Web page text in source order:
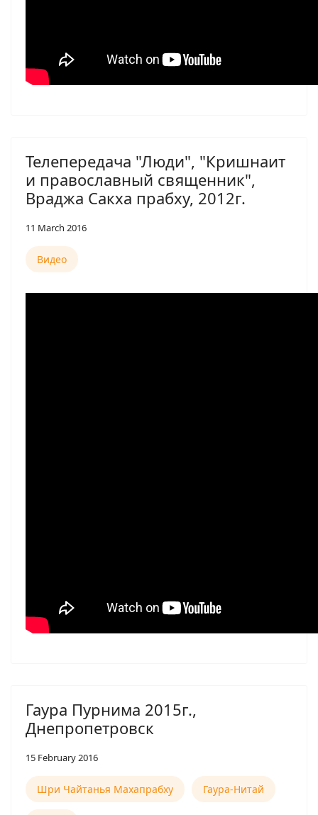
Телепередача "Люди", "Кришнаит
и православный священник",
Враджа Сакха прабху, 2012г.
11 March 2016
Видео
Гаура Пурнима 2015г.,
Днепропетровск
15 February 2016
Шри Чайтанья Махапрабху Гаура-Нитай